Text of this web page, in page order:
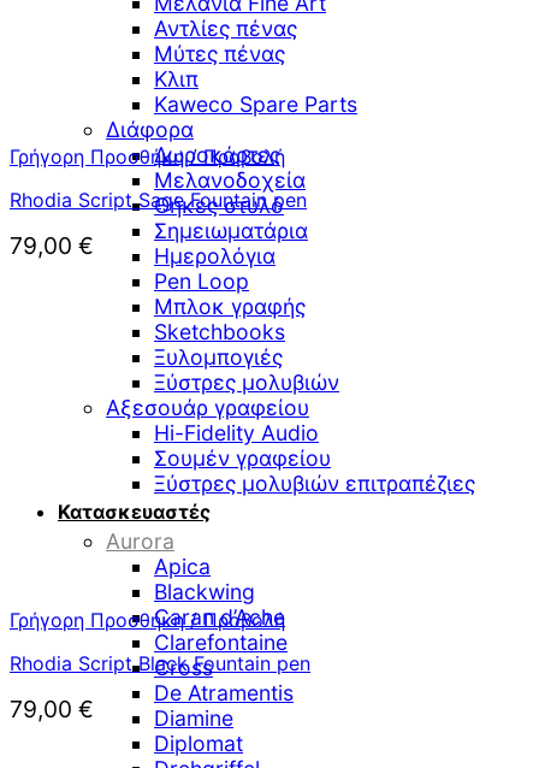
Αντλίες πένας
Μύτες πένας
Κλιπ
Kaweco Spare Parts
Διάφορα
Δωροκάρτες
Μελανοδοχεία
Θήκες στυλό
Σημειωματάρια
Ημερολόγια
Pen Loop
Μπλοκ γραφής
Sketchbooks
Ξυλομπογιές
Ξύστρες μολυβιών
Αξεσουάρ γραφείου
Hi-Fidelity Audio
Σουμέν γραφείου
Ξύστρες μολυβιών επιτραπέζιες
Κατασκευαστές
Aurora
Apica
Blackwing
Caran d’Ache
Clarefontaine
Cross
De Atramentis
Diamine
Diplomat
Γρήγορη Προσθήκη / Προβολή
Rhodia Script Sage Fountain pen
79,00 €
Γρήγορη Προσθήκη / Προβολή
Rhodia Script Black Fountain pen
79,00 €